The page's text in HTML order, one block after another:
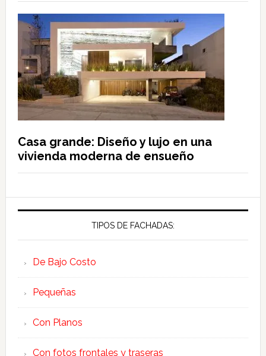
Casa grande: Diseño y lujo en una
vivienda moderna de ensueño
TIPOS DE FACHADAS:
De Bajo Costo
Pequeñas
Con Planos
Con fotos frontales y traseras